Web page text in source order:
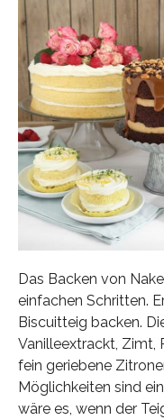
Das Backen von
einfachen Schritten.
Biscuitteig backen.
Vanilleextrackt, Zimt,
fein geriebene
Möglichkeiten sind
wäre es, wenn der